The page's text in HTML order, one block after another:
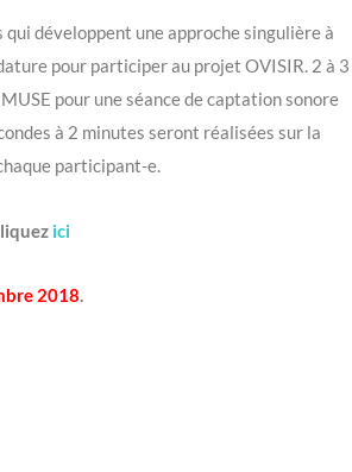
développent une approche singulière à
pour participer au projet OVISIR. 2 à 3
pour une séance de captation sonore
à 2 minutes seront réalisées sur la
participant-e.
ici
2018.